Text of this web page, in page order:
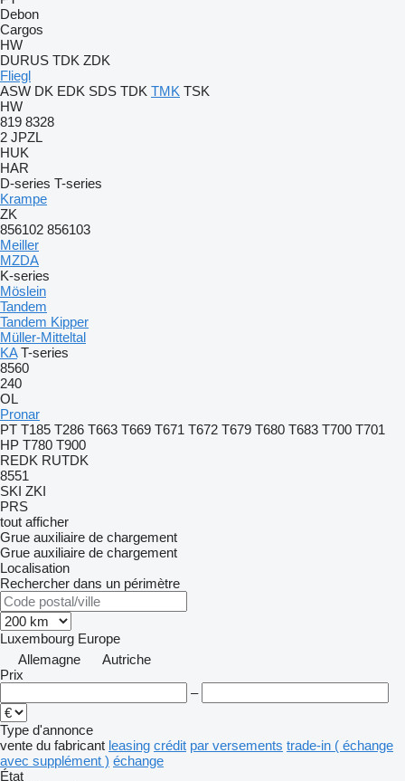
Debon
Cargos
HW
DURUS TDK ZDK
Fliegl
ASW DK EDK SDS TDK TMK TSK
HW
819 8328
2 JPZL
HUK
HAR
D-series T-series
Krampe
ZK
856102 856103
Meiller
MZDA
K-series
Möslein
Tandem
Tandem Kipper
Müller-Mitteltal
KA T-series
8560
240
OL
Pronar
PT T185 T286 T663 T669 T671 T672 T679 T680 T683 T700 T701
HP T780 T900
REDK RUTDK
8551
SKI ZKI
PRS
tout afficher
Grue auxiliaire de chargement
Grue auxiliaire de chargement
Localisation
Rechercher dans un périmètre
Luxembourg Europe
Allemagne
Autriche
Prix
–
Type d'annonce
vente du fabricant leasing crédit par versements trade-in ( échange
avec supplément ) échange
État